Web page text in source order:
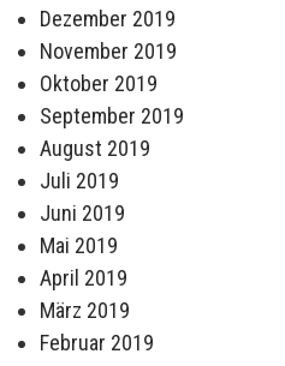
Dezember 2019
November 2019
Oktober 2019
September 2019
August 2019
Juli 2019
Juni 2019
Mai 2019
April 2019
März 2019
Februar 2019